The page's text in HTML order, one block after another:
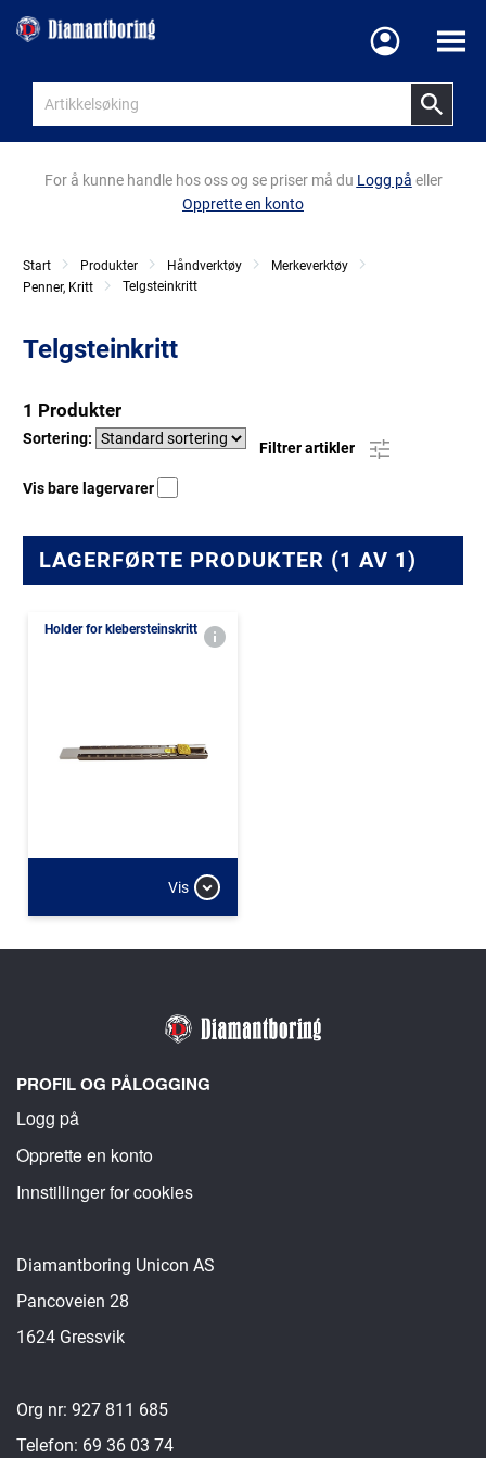
Meny
For å kunne handle hos oss og se priser må du Logg på eller
Opprette en konto
Start Produkter Håndverktøy
Merkeverktøy
Penner, Kritt
Telgsteinkritt
Telgsteinkritt
1 Produkter
Sortering:
Filtrer artikler
Vis bare lagervarer
LAGERFØRTE PRODUKTER (1 AV 1)
Holder for klebersteinskritt
Vis
PROFIL OG PÅLOGGING
Logg på
Opprette en konto
Innstillinger for cookies
Diamantboring Unicon AS
Pancoveien 28
1624 Gressvik
Org nr: 927 811 685
Telefon: 69 36 03 74